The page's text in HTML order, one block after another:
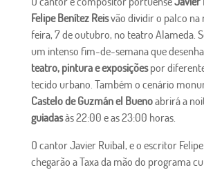
Felipe Benítez Reisvão dividir o palco na
feira, 7 de outubro, no teatro Alameda.
um intenso fim-de-semana que
teatro, pintura e exposiçõespor
tecido urbano. Também o cenário
Castelo de Guzmán el Buenoabrirá a
guiadasàs 22:00 e as 23:00 horas.
O cantor Javier Ruibal, e o escritor
chegarão a Taxa da mão do programa